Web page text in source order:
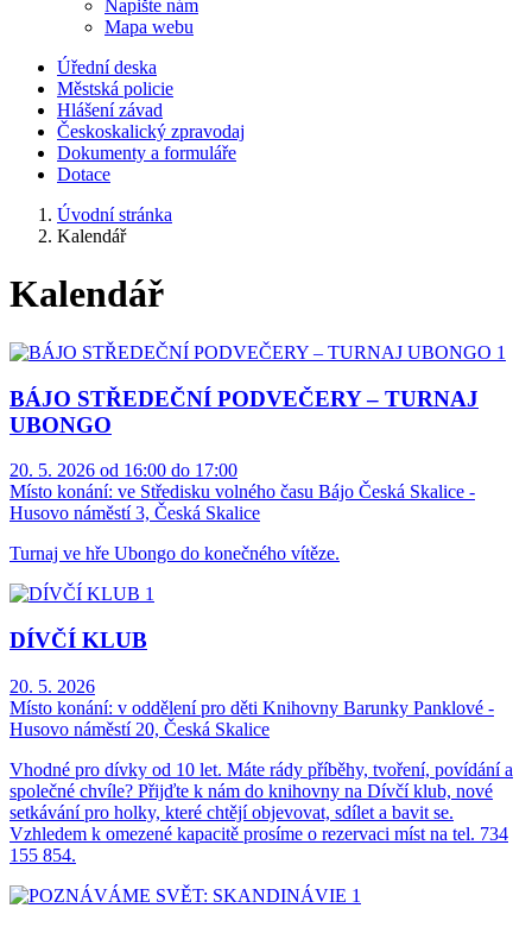
Napište nám
Mapa webu
Úřední deska
Městská policie
Hlášení závad
Českoskalický zpravodaj
Dokumenty a formuláře
Dotace
Úvodní stránka
Kalendář
Kalendář
BÁJO STŘEDEČNÍ PODVEČERY – TURNAJ
UBONGO
20. 5. 2026 od 16:00 do 17:00
Místo konání: ve Středisku volného času Bájo Česká Skalice -
Husovo náměstí 3, Česká Skalice
Turnaj ve hře Ubongo do konečného vítěze.
DÍVČÍ KLUB
20. 5. 2026
Místo konání: v oddělení pro děti Knihovny Barunky Panklové -
Husovo náměstí 20, Česká Skalice
Vhodné pro dívky od 10 let. Máte rády příběhy, tvoření, povídání a
společné chvíle? Přijďte k nám do knihovny na Dívčí klub, nové
setkávání pro holky, které chtějí objevovat, sdílet a bavit se.
Vzhledem k omezené kapacitě prosíme o rezervaci míst na tel. 734
155 854.